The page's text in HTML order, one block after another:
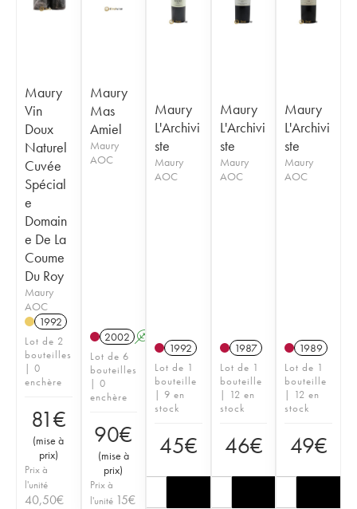
Maury
Vin
Doux
Naturel
Cuvée
Spécial
e
Domain
e De La
Coume
Du Roy
Maury
AOC
1992
Lot de 2
bouteilles
| 0
enchère
81€
(mise à
prix)
Prix à
l'unité
40,50€
Maury
Mas
Amiel
Maury
AOC
2002 A
Lot de 6
bouteilles
| 0
enchère
90€
(mise à
prix)
Prix à
l'unité 15€
Maury
L'Archivi
ste
Maury
AOC
1992
Lot de 1
bouteille
| 9 en
stock
45€
Maury
L'Archivi
ste
Maury
AOC
1987
Lot de 1
bouteille
| 12 en
stock
46€
Maury
L'Archivi
ste
Maury
AOC
1989
Lot de 1
bouteille
| 12 en
stock
49€